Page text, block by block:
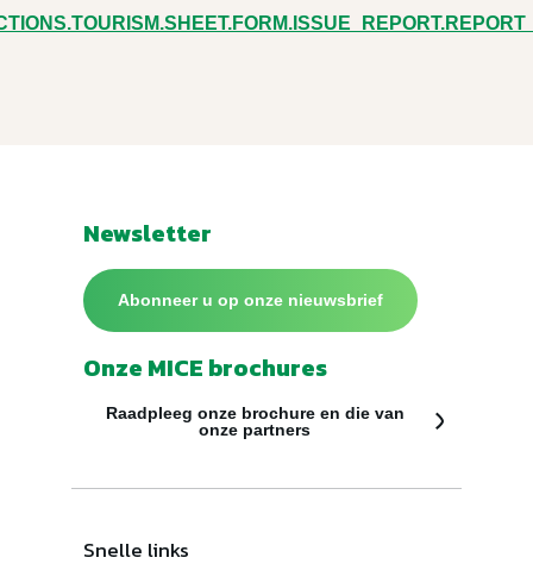
Newsletter
Abonneer u op onze nieuwsbrief
Onze MICE brochures
Raadpleeg onze brochure en die van
onze partners
Snelle links